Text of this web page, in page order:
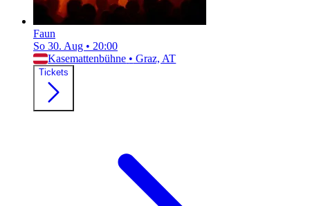
Faun
So 30. Aug • 20:00
Kasemattenbühne • Graz, AT
Tickets